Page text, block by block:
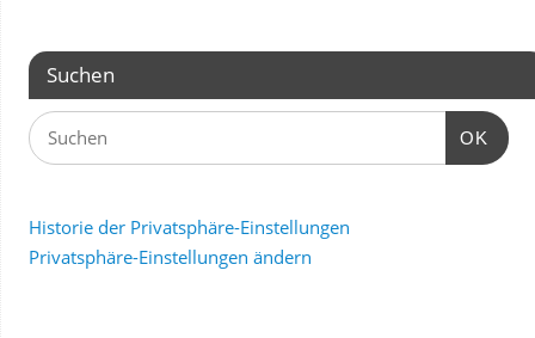
Suchen
OK
Historie der Privatsphäre-Einstellungen
Privatsphäre-Einstellungen ändern